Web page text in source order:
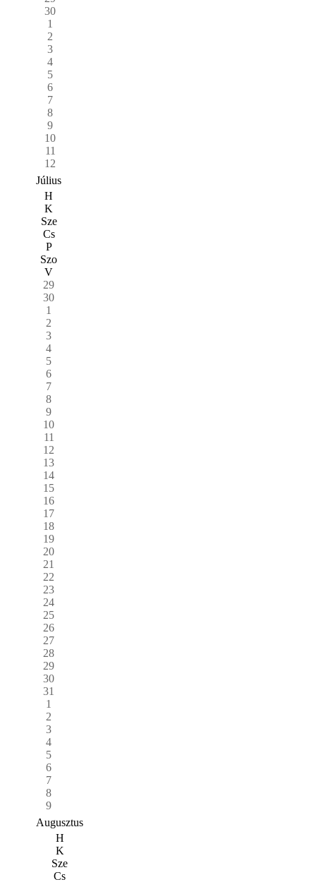
30
1
2
3
4
5
6
7
8
9
10
11
12
Július
H
K
Sze
Cs
P
Szo
V
29
30
1
2
3
4
5
6
7
8
9
10
11
12
13
14
15
16
17
18
19
20
21
22
23
24
25
26
27
28
29
30
31
1
2
3
4
5
6
7
8
9
Augusztus
H
K
Sze
Cs